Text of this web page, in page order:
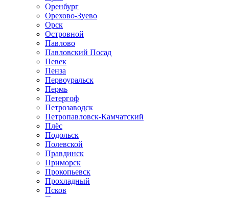
Оренбург
Орехово-Зуево
Орск
Островной
Павлово
Павловский Посад
Певек
Пенза
Первоуральск
Пермь
Петергоф
Петрозаводск
Петропавловск-Камчатский
Плёс
Подольск
Полевской
Правдинск
Приморск
Прокопьевск
Прохладный
Псков